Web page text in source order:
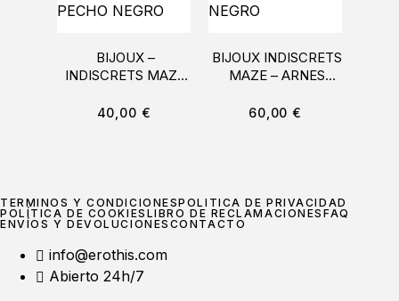
BIJOUX –
INDISCRETS MAZE
EN PECHO NEGRO
40,00 €
BIJOUX INDISCRETS
MAZE – ARNES
NEGRO
60,00 €
TÉRMINOS Y CONDICIONESPOLÍTICA DE PRIVACIDAD
POLÍTICA DE COOKIES LIBRO DE RECLAMACIONES FAQ
ENVÍOS Y DEVOLUCIONES CONTACTO
info@erothis.com
Abierto 24h/7